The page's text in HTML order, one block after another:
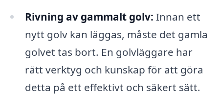
Rivning av gammalt golv: Innan ett
nytt golv kan läggas, måste det gamla
golvet tas bort. En golvläggare har
rätt verktyg och kunskap för att göra
detta på ett effektivt och säkert sätt.